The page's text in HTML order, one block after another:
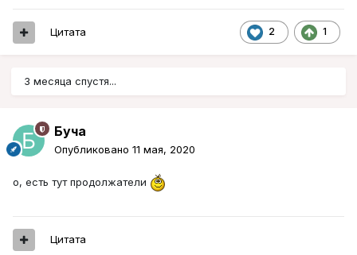
2 1
Цитата
3 месяца спустя...
Буча
Опубликовано 11 мая, 2020
о, есть тут продолжатели
Цитата